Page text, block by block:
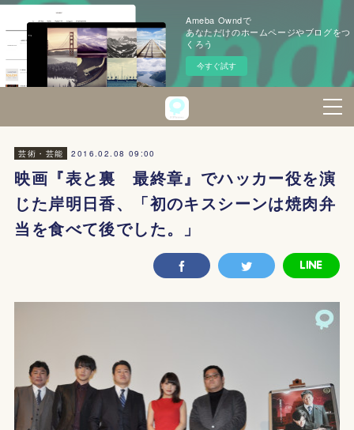
Ameba Owndで
あなただけのホームページやブログをつ
くろう
今すぐ試す
芸術・芸能 2016.02.08 09:00
映画『表と裏 最終章』でハッカー役を演
じた岸明日香、「初のキスシーンは焼肉弁
当を食べて後でした。」